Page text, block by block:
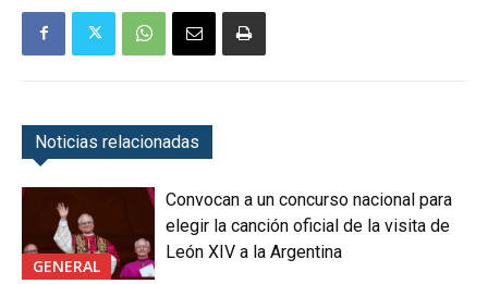
Noticias relacionadas
GENERAL
Convocan a un concurso nacional para
elegir la canción oficial de la visita de
León XIV a la Argentina